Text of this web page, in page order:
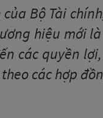
Bộ Tài
hiệu mới
các quyền
các hợp